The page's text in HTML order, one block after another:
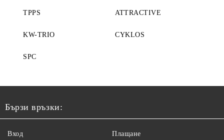
TPPS ATTRACTIVE
KW-TRIO CYKLOS
SPC
Бързи връзки:
Вход Плащане